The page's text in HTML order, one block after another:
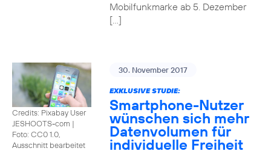
Mobilfunkmarke ab 5. Dezember
[…]
Credits: Pixabay User
JESHOOTS-com |
Foto: CC0 1.0,
Ausschnitt bearbeitet
30. November 2017
EXKLUSIVE STUDIE:
Smartphone-Nutzer
wünschen sich mehr
Datenvolumen für
individuelle Freiheit